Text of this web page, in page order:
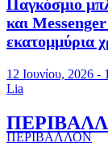
Παγκόσμιο
και
εκατομμύρια
12 Ιουνίου, 2026 -
Lia
ΠΕΡΙΒΑΛΛΟΝ